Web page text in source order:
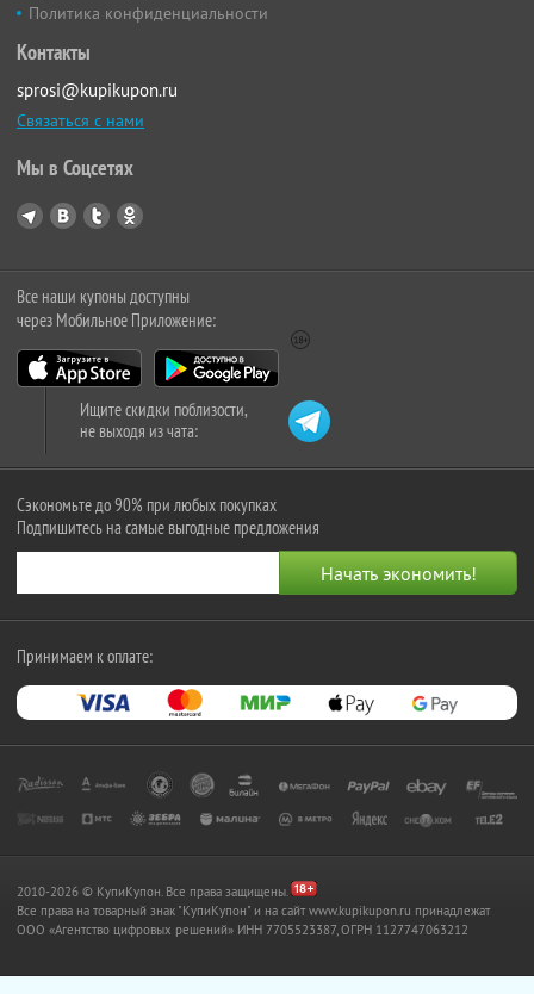
Политика конфиденциальности
Контакты
sprosi@kupikupon.ru
Связаться с нами
Мы в Соцсетях
Все наши купоны доступны
через Мобильное Приложение:
Ищите скидки поблизости,
не выходя из чата:
Сэкономьте до 90% при любых покупках
Подпишитесь на самые выгодные предложения
Принимаем к оплате:
2010-2026 © КупиКупон. Все права защищены.
Все права на товарный знак "КупиКупон" и на сайт www.kupikupon.ru принадлежат
OOO «Агентство цифровых решений» ИНН 7705523387, ОГРН 1127747063212